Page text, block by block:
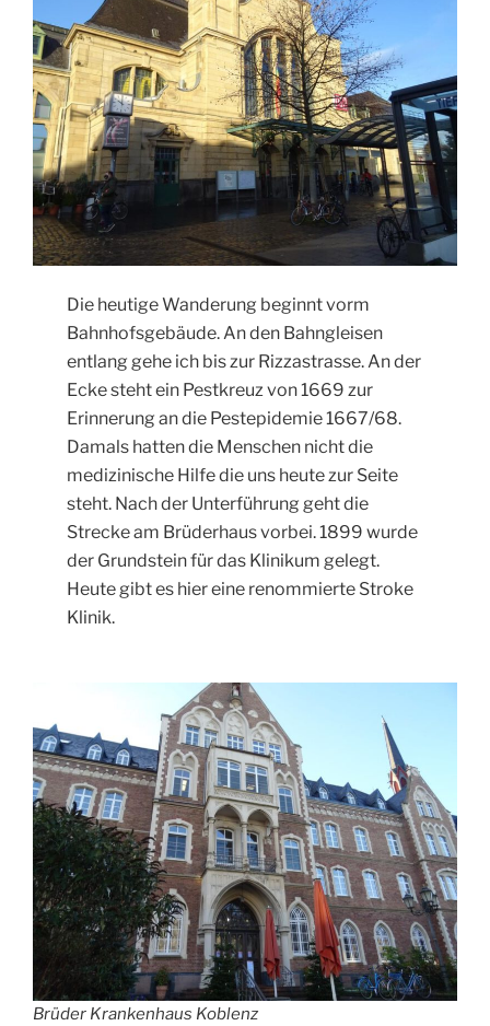
Die heutige Wanderung beginnt vorm
Bahnhofsgebäude. An den Bahngleisen
entlang gehe ich bis zur Rizzastrasse. An der
Ecke steht ein Pestkreuz von 1669 zur
Erinnerung an die Pestepidemie 1667/68.
Damals hatten die Menschen nicht die
medizinische Hilfe die uns heute zur Seite
steht. Nach der Unterführung geht die
Strecke am Brüderhaus vorbei. 1899 wurde
der Grundstein für das Klinikum gelegt.
Heute gibt es hier eine renommierte Stroke
Klinik.
Brüder Krankenhaus Koblenz